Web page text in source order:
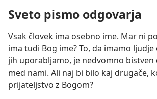
Sveto pismo odgovarja
Vsak človek ima osebno ime. Mar ni
ima tudi Bog ime? To, da imamo
jih uporabljamo, je nedvomno
med nami. Ali naj bi bilo kaj drugače,
prijateljstvo z Bogom?